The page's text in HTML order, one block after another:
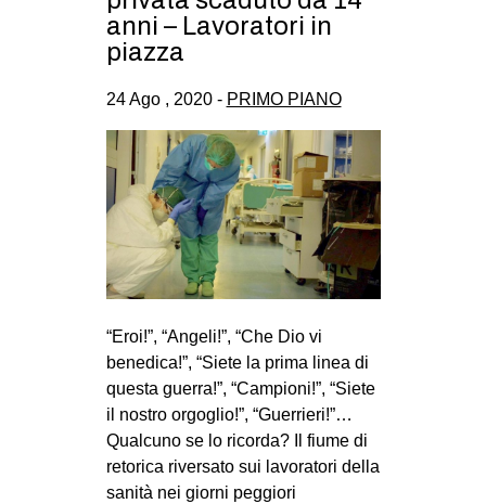
anni – Lavoratori in
piazza
24 Ago , 2020 - PRIMO PIANO
“Eroi!”, “Angeli!”, “Che Dio vi
benedica!”, “Siete la prima linea di
questa guerra!”, “Campioni!”, “Siete
il nostro orgoglio!”, “Guerrieri!”…
Qualcuno se lo ricorda? Il fiume di
retorica riversato sui lavoratori della
sanità nei giorni peggiori